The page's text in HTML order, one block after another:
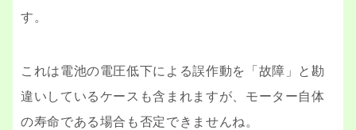
す。
これは電池の電圧低下による誤作動を「故障」と勘
違いしているケースも含まれますが、モーター自体
の寿命である場合も否定できませんね。